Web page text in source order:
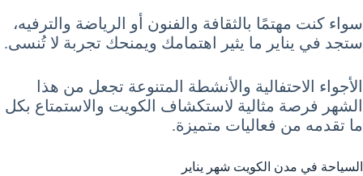
سواء كنت مهتمًا بالثقافة والفنون أو الرياضة والترفيه،
ستجد في يناير ما يثير اهتمامك ويمنحك تجربة لا تُنسى.
الأجواء الاحتفالية والأنشطة المتنوعة تجعل من هذا
الشهر فرصة مثالية لاستكشاف الكويت والاستمتاع بكل
ما تقدمه من فعاليات متميزة.
السياحة في مدن الكويت شهر يناير